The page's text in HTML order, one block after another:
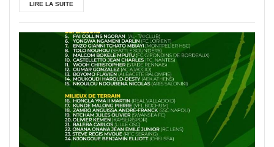
LIRE LA SUITE